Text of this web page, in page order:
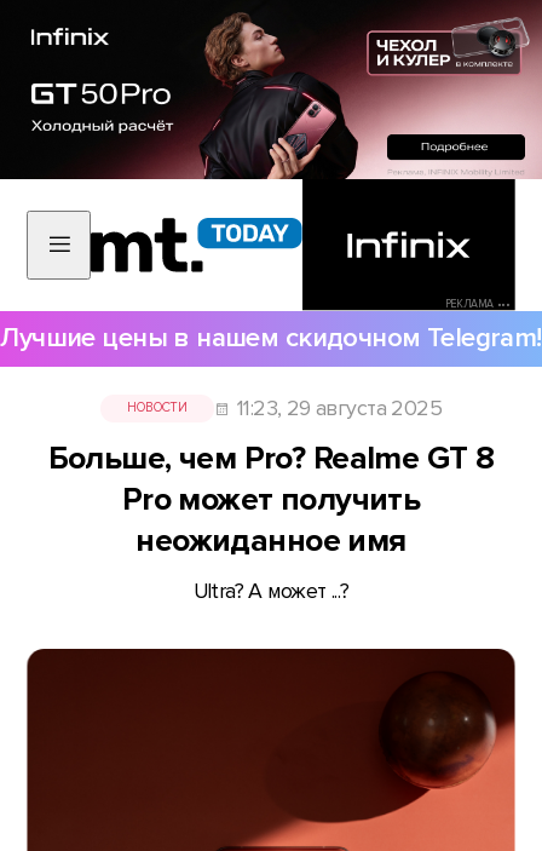
РЕКЛАМА •••
Лучшие цены в нашем скидочном Telegram!
НОВОСТИ 11:23, 29 августа 2025
Больше, чем Pro? Realme GT 8
Pro может получить
неожиданное имя
Ultra? А может ...?